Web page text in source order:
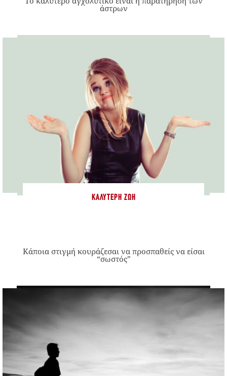
άστρων
ΚΑΛΎΤΕΡΗ ΖΩΉ
Κάποια στιγμή κουράζεσαι να προσπαθείς να είσαι
“σωστός”